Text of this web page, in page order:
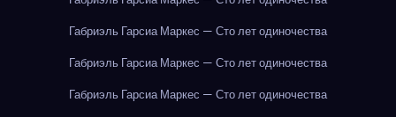
Габриэль Гарсиа Маркес — Сто лет одиночества
Габриэль Гарсиа Маркес — Сто лет одиночества
Габриэль Гарсиа Маркес — Сто лет одиночества